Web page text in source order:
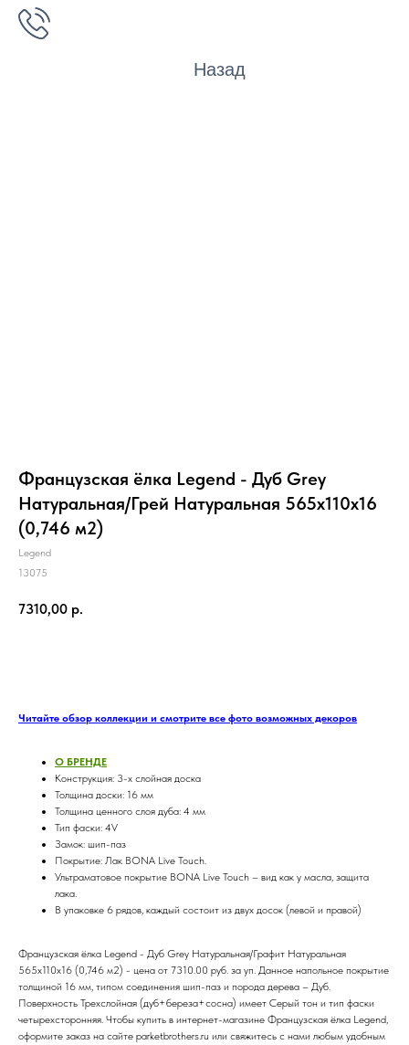
Назад
Французская ёлка Legend - Дуб Grey
Натуральная/Грей Натуральная 565х110х16
(0,746 м2)
Legend
13075
7310,00 р.
Читайте обзор коллекции и смотрите все фото возможных декоров
О БРЕНДE
Конструкция: 3-х слойная доска
Толщина доски: 16 мм
Толщина ценного слоя дуба: 4 мм
Тип фаски: 4V
Замок: шип-паз
Покрытие: Лак BONA Live Touch.
Ультраматовое покрытие BONA Live Touch – вид как у масла, защита
лака.
В упаковке 6 рядов, каждый состоит из двух досок (левой и правой)
Французская ёлка Legend - Дуб Grey Натуральная/Графит Натуральная
565х110х16 (0,746 м2) - цена от 7310.00 руб. за уп. Данное напольное покрытие
толщиной 16 мм, типом соединения шип-паз и порода дерева – Дуб.
Поверхность Трехслойная (дуб+береза+сосна) имеет Серый тон и тип фаски
четырехсторонняя. Чтобы купить в интернет-магазине Французская ёлка Legend,
оформите заказ на сайте parketbrothers.ru или свяжитесь с нами любым удобным